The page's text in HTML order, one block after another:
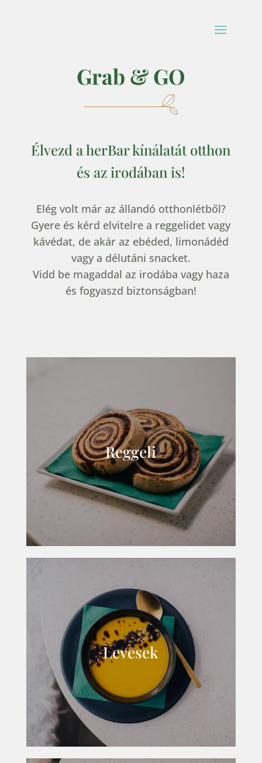
Grab & GO
Élvezd a herBar kínálatát otthon
és az irodában is!
Elég volt már az állandó otthonlétből?
Gyere és kérd elvitelre a reggelidet vagy
kávédat, de akár az ebéded, limonádéd
vagy a délutáni snacket.
Vidd be magaddal az irodába vagy haza
és fogyaszd biztonságban!
Reggeli
Levesek